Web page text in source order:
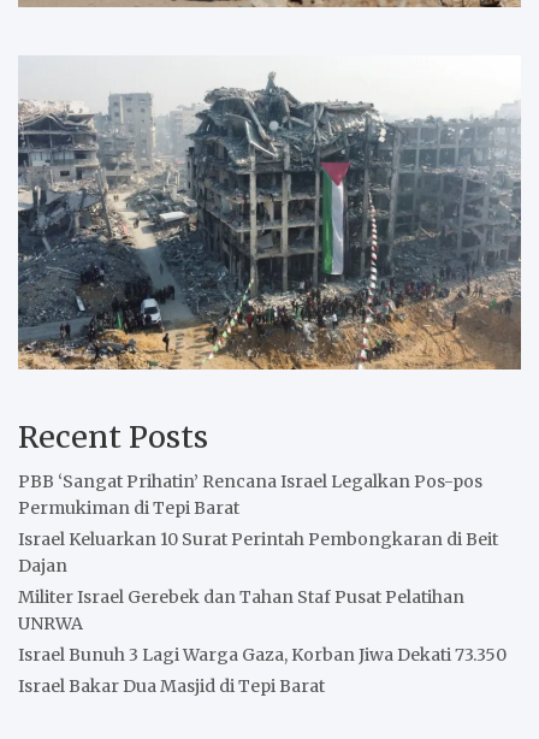
Recent Posts
PBB ‘Sangat Prihatin’ Rencana Israel Legalkan Pos-pos
Permukiman di Tepi Barat
Israel Keluarkan 10 Surat Perintah Pembongkaran di Beit
Dajan
Militer Israel Gerebek dan Tahan Staf Pusat Pelatihan
UNRWA
Israel Bunuh 3 Lagi Warga Gaza, Korban Jiwa Dekati 73.350
Israel Bakar Dua Masjid di Tepi Barat